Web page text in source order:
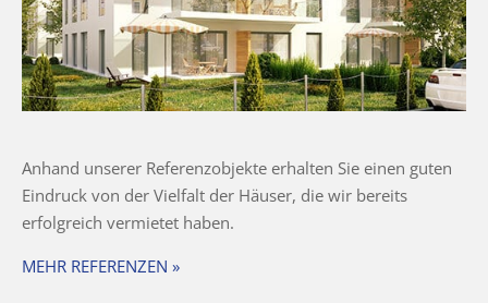
Anhand unserer Referenzobjekte erhalten Sie einen guten
Eindruck von der Vielfalt der Häuser, die wir bereits
erfolgreich vermietet haben.
MEHR REFERENZEN »